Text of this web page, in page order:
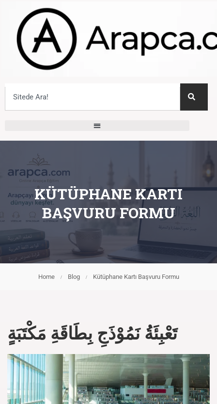
Home Blog Kütüphane Kartı Başvuru Formu
KÜTÜPHANE KARTI
BAŞVURU FORMU
تَعْبِئَةُ نَمُوْذَجِ بِطَاقَةِ مَكْتَبَةٍ